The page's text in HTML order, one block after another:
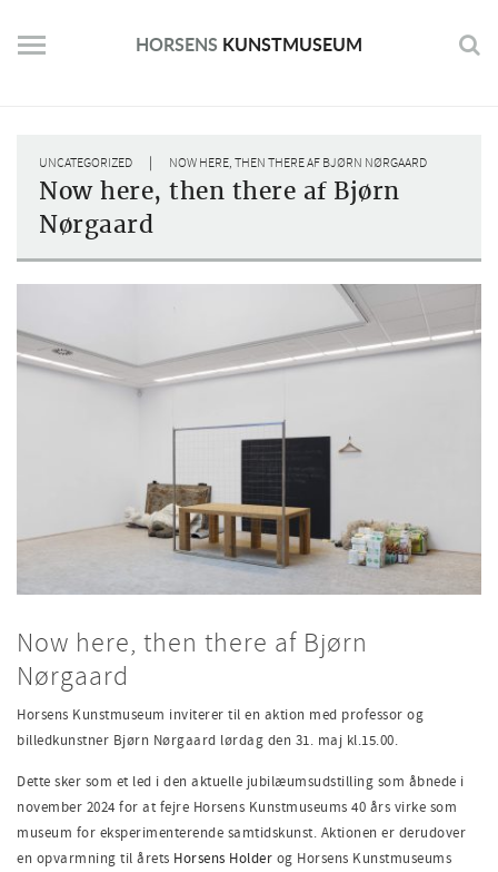
content
HORSENS KUNSTMUSEUM
UNCATEGORIZED | NOW HERE, THEN THERE AF BJØRN NØRGAARD
Now here, then there af Bjørn
Nørgaard
Now here, then there af Bjørn
Nørgaard
Horsens Kunstmuseum inviterer til en aktion med professor og
billedkunstner Bjørn Nørgaard lørdag den 31. maj kl.15.00.
Dette sker som et led i den aktuelle jubilæumsudstilling som åbnede i
november 2024 for at fejre Horsens Kunstmuseums 40 års virke som
museum for eksperimenterende samtidskunst. Aktionen er derudover
en opvarmning til årets Horsens Holder og Horsens Kunstmuseums